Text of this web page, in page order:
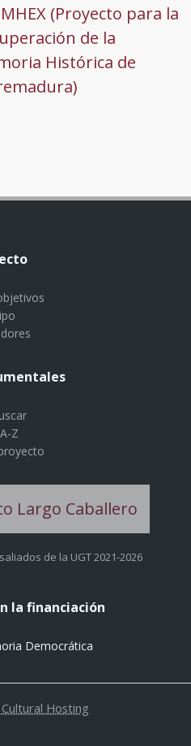
(Proyecto para la
de la
Histórica de
Z
de la UGT 2021-2026
la financiación
Cultural Hosting